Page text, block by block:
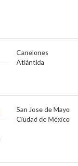
Canelones
Atlántida
San Jose de Mayo
Ciudad de México